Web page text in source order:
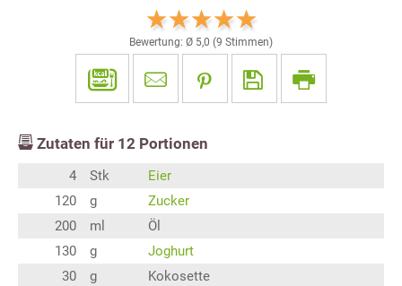
Bewertung: Ø 5,0 (9 Stimmen)
Zutaten für 12 Portionen
4 Stk
Eier
120
g
Zucker
200
ml
Öl
130
g
Joghurt
30
g
Kokosette